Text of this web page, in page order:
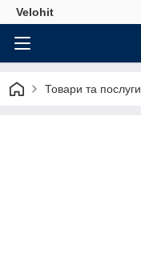
Velohit
Товари та послуги